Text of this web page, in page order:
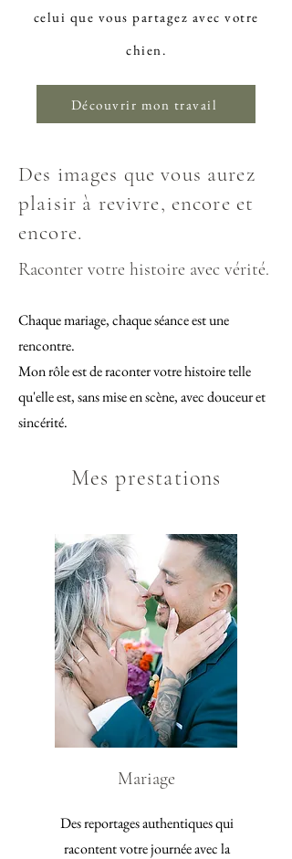
celui que vous partagez avec votre
chien.
Découvrir mon travail
Des images que vous aurez
plaisir à revivre, encore et
encore.
Raconter votre histoire avec vérité.
Chaque mariage, chaque séance est une
rencontre.
Mon rôle est de raconter votre histoire telle
qu'elle est, sans mise en scène, avec douceur et
sincérité.
Mes prestations
Mariage
Des reportages authentiques qui
racontent votre journée avec la